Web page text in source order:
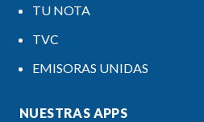
TU NOTA
TVC
EMISORAS UNIDAS
NUESTRAS APPS